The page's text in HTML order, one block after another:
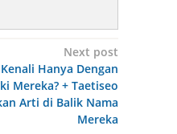
Next post
Hanya Dengan
Mereka? + Taetiseo
Arti di Balik Nama
Mereka